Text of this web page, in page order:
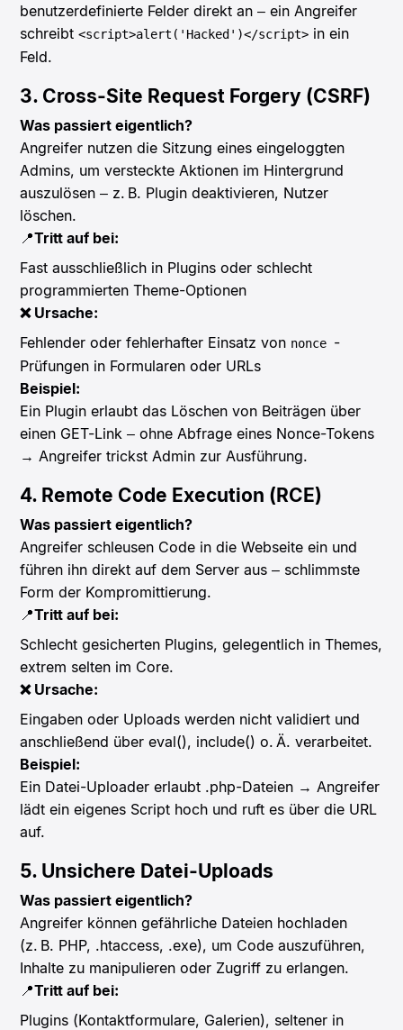
benutzerdefinierte Felder direkt an – ein Angreifer
schreibt<script>alert('Hacked')</script> in ein
Feld.
3. Cross-Site Request Forgery (CSRF)
Was passiert eigentlich?
Angreifer nutzen die Sitzung eines eingeloggten
Admins, um versteckte Aktionen im Hintergrund
auszulösen – z. B. Plugin deaktivieren, Nutzer
löschen.
📍Tritt auf bei:
Fast ausschließlich in Plugins oder schlecht
programmierten Theme-Optionen
❌ Ursache:
Fehlender oder fehlerhafter Einsatz von nonce -
Prüfungen in Formularen oder URLs
Beispiel:
Ein Plugin erlaubt das Löschen von Beiträgen über
einen GET-Link – ohne Abfrage eines Nonce-Tokens
→ Angreifer trickst Admin zur Ausführung.
4. Remote Code Execution (RCE)
Was passiert eigentlich?
Angreifer schleusen Code in die Webseite ein und
führen ihn direkt auf dem Server aus – schlimmste
Form der Kompromittierung.
📍Tritt auf bei:
Schlecht gesicherten Plugins, gelegentlich in Themes,
extrem selten im Core.
❌ Ursache:
Eingaben oder Uploads werden nicht validiert und
anschließend über eval(), include() o. Ä. verarbeitet.
Beispiel:
Ein Datei-Uploader erlaubt .php-Dateien → Angreifer
lädt ein eigenes Script hoch und ruft es über die URL
auf.
5. Unsichere Datei-Uploads
Was passiert eigentlich?
Angreifer können gefährliche Dateien hochladen
(z. B. PHP, .htaccess, .exe), um Code auszuführen,
Inhalte zu manipulieren oder Zugriff zu erlangen.
📍Tritt auf bei:
Plugins (Kontaktformulare, Galerien), seltener in